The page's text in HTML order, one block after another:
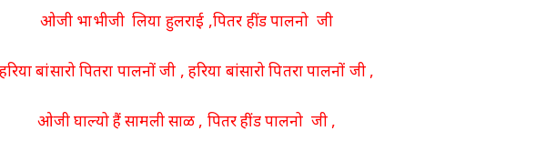
ओजी भाभीजी लिया हुलराई ,पितर हींड पालनो जी
हरिया बांसारो पितरा पालनों जी , हरिया बांसारो पितरा पालनों जी ,
ओजी घाल्यो हैं सामली साळ , पितर हींड पालनो जी ,